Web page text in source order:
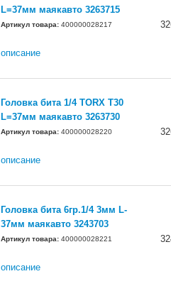
L=37мм маякавто 3263715
Артикул товара: 400000028217
описание
Головка бита 1/4 TORX T30
L=37мм маякавто 3263730
Артикул товара: 400000028220
описание
Головка бита 6гр.1/4 3мм L-
37мм маякавто 3243703
Артикул товара: 400000028221
описание